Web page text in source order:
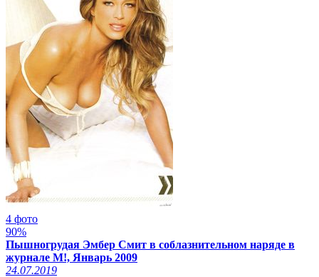
4 фото
90%
Пышногрудая Эмбер Смит в соблазнительном наряде в
журнале M!, Январь 2009
24.07.2019